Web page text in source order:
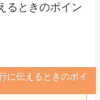
るときのポイン
に伝えるときのポイ